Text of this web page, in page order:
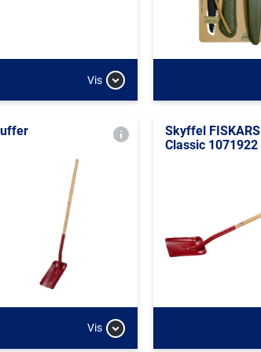
Vis
Vis
Skyffel FISKARS
Classic 1071922